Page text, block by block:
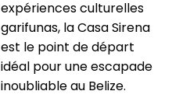
expériences culturelles
garifunas, la Casa Sirena
est le point de départ
idéal pour une escapade
inoubliable au Belize.